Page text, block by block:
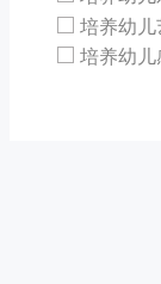
培养幼儿
培养幼儿